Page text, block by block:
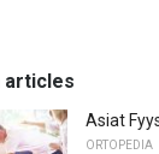
articles
Asiat
ORTOPEDIA